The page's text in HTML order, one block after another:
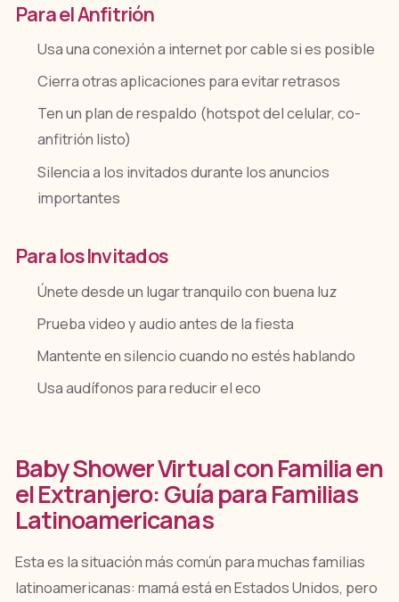
Para el Anfitrión
Usa una conexión a internet por cable si es posible
Cierra otras aplicaciones para evitar retrasos
Ten un plan de respaldo (hotspot del celular, co-
anfitrión listo)
Silencia a los invitados durante los anuncios
importantes
Para los Invitados
Únete desde un lugar tranquilo con buena luz
Prueba video y audio antes de la fiesta
Mantente en silencio cuando no estés hablando
Usa audífonos para reducir el eco
Baby Shower Virtual con Familia en
el Extranjero: Guía para Familias
Latinoamericanas
Esta es la situación más común para muchas familias
latinoamericanas: mamá está en Estados Unidos, pero